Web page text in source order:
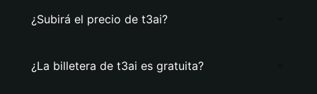
¿Subirá el precio de t3ai?
¿La billetera de t3ai es gratuita?